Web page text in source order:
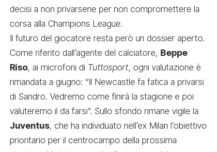
decisi a non privarsene per non compromettere la
corsa alla Champions League.
Il futuro del giocatore resta però un dossier aperto.
Come riferito dall’agente del calciatore, Beppe
Riso, ai microfoni di Tuttosport, ogni valutazione è
rimandata a giugno: “Il Newcastle fa fatica a privarsi
di Sandro. Vedremo come finirà la stagione e poi
valuteremo il da farsi”. Sullo sfondo rimane vigile la
Juventus, che ha individuato nell’ex Milan l’obiettivo
prioritario per il centrocampo della prossima